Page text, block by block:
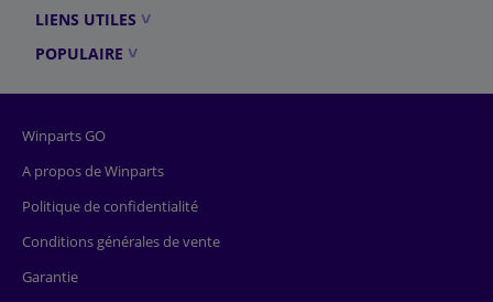
LIENS UTILES
POPULAIRE
Winparts GO
A propos de Winparts
Politique de confidentialité
Conditions générales de vente
Garantie